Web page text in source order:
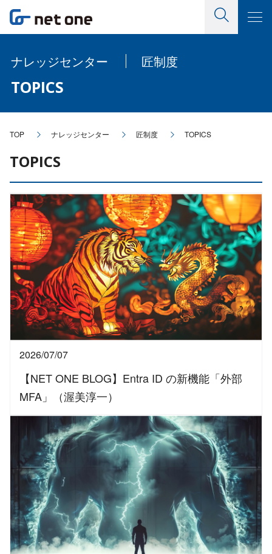
ナレッジセンター 匠制度
TOPICS
TOP ナレッジセンター 匠制度 TOPICS
TOPICS
2026/07/07
【NET ONE BLOG】Entra ID の新機能「外部
MFA」（渥美淳一）